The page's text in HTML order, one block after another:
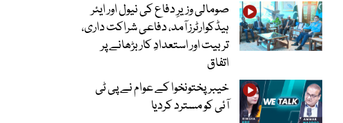
صومالی وزیرِ دفاع کی نیول اور ایئر
ہیڈکوارٹرز آمد، دفاعی شراکت داری،
تربیت اور استعدادِ کار بڑھانے پر
اتفاق
خیبرپختونخوا کے عوام نے پی ٹی
آئی کو مسترد کردیا